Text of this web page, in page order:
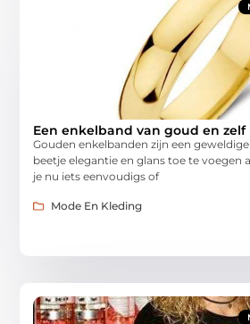
Een enkelband van goud en zelf
Gouden enkelbanden zijn een
beetje elegantie en glans toe te voegen
je nu iets eenvoudigs of
Mode En Kleding